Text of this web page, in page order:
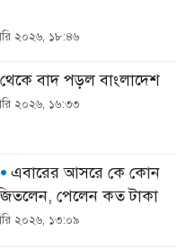
২০২৬, ১৮:৪৬
থেকে বাদ পড়ল বাংলাদেশ
২০২৬, ১৬:৩৩
এবারের আসরে কে কোন
পেলেন কত টাকা
২০২৬, ১৩:০৯